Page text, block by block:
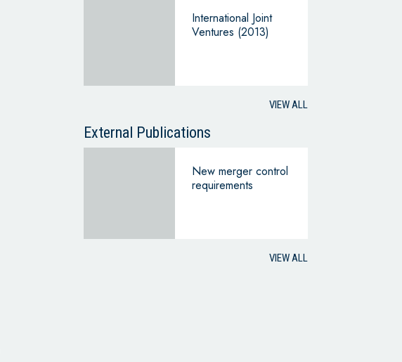
International Joint
Ventures (2013)
VIEW ALL
External Publications
New merger control
requirements
VIEW ALL